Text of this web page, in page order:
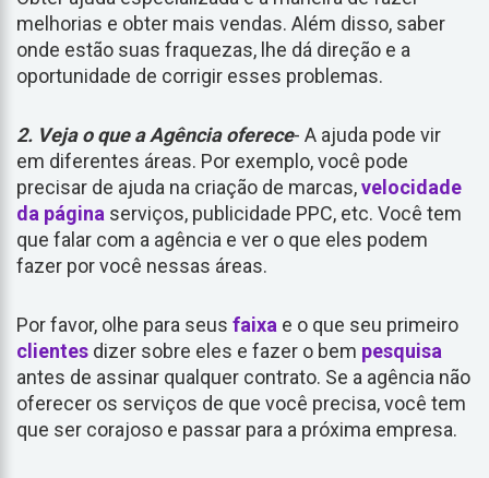
melhorias e obter mais vendas. Além disso, saber
onde estão suas fraquezas, lhe dá direção e a
oportunidade de corrigir esses problemas.
2. Veja o que a Agência oferece- A ajuda pode vir
em diferentes áreas. Por exemplo, você pode
precisar de ajuda na criação de marcas,velocidade
da página serviços, publicidade PPC, etc. Você tem
que falar com a agência e ver o que eles podem
fazer por você nessas áreas.
Por favor, olhe para seus faixa e o que seu primeiro
clientes dizer sobre eles e fazer o bem pesquisa
antes de assinar qualquer contrato. Se a agência não
oferecer os serviços de que você precisa, você tem
que ser corajoso e passar para a próxima empresa.